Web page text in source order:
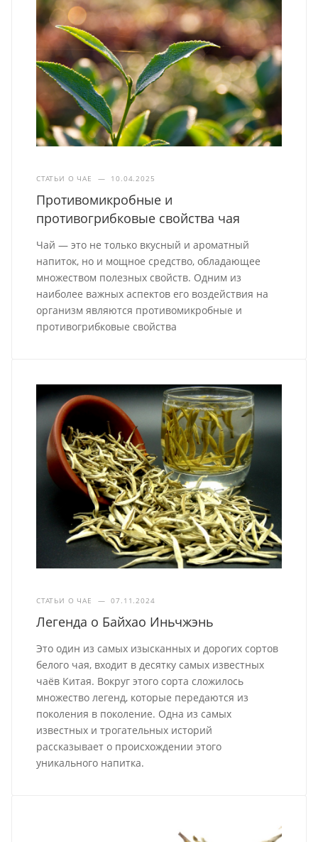
СТАТЬИ О ЧАЕ — 10.04.2025
Противомикробные и
противогрибковые свойства чая
Чай — это не только вкусный и ароматный
напиток, но и мощное средство, обладающее
множеством полезных свойств. Одним из
наиболее важных аспектов его воздействия на
организм являются противомикробные и
противогрибковые свойства
СТАТЬИ О ЧАЕ — 07.11.2024
Легенда о Байхао Иньчжэнь
Это один из самых изысканных и дорогих сортов
белого чая, входит в десятку самых известных
чаёв Китая. Вокруг этого сорта сложилось
множество легенд, которые передаются из
поколения в поколение. Одна из самых
известных и трогательных историй
рассказывает о происхождении этого
уникального напитка.